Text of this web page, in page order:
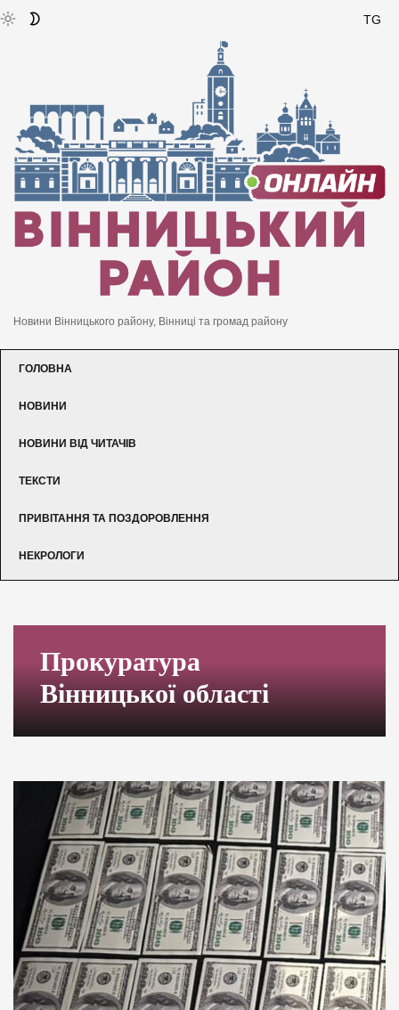
TG
Новини Вінницького району, Вінниці та громад району
ГОЛОВНА
НОВИНИ
НОВИНИ ВІД ЧИТАЧІВ
ТЕКСТИ
ПРИВІТАННЯ ТА ПОЗДОРОВЛЕННЯ
НЕКРОЛОГИ
Прокуратура
Вінницької області